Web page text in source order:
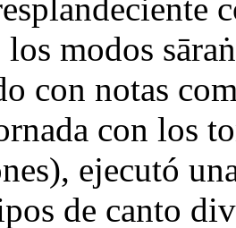
los modos
con notas
con los
ejecutó
de canto